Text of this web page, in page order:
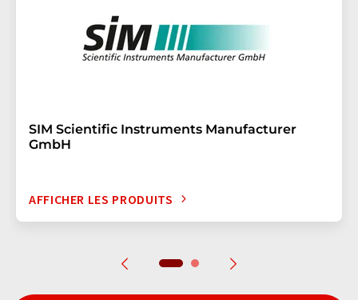
SIM Scientific Instruments Manufacturer
GmbH
AFFICHER LES PRODUITS